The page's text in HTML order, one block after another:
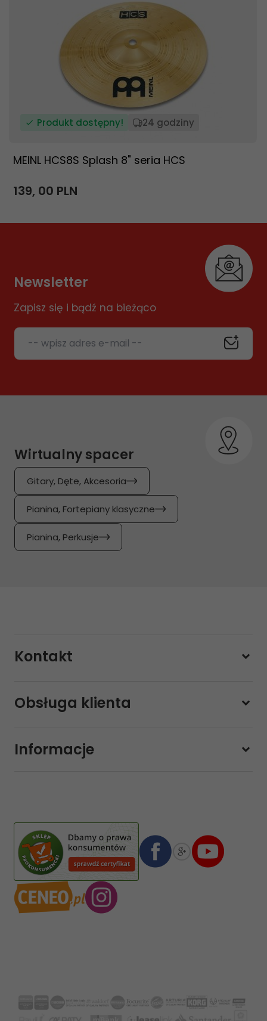
Produkt dostępny! 24 godziny
MEINL HCS8S Splash 8" seria HCS
139, 00 PLN
Newsletter
Zapisz się i bądź na bieżąco
-- wpisz adres e-mail --
Wirtualny spacer
Gitary, Dęte, Akcesoria
Pianina, Fortepiany klasyczne
Pianina, Perkusje
Kontakt
228800000
sklep@sklep-muzyczny.com.pl
08 1140 2004 0000 3102 4903 0792
Obsługa klienta
Informacje